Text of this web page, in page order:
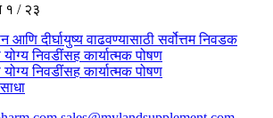
१ / २३
आणि दीर्घायुष्य वाढवण्यासाठी सर्वोत्तम निवडक
योग्य निवडींसह कार्यात्मक पोषण
योग्य निवडींसह कार्यात्मक पोषण